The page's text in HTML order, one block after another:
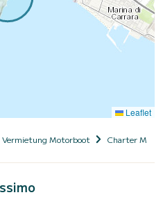
Leaflet
Vermietung Motorboot Charter